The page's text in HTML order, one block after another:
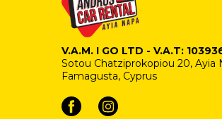
V.A.M. I GO LTD - V.A.T:
Sotou Chatziprokopiou 20, Ayia
Famagusta, Cyprus